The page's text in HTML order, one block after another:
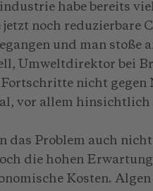
habe bereits
noch reduzierbare
und man stoße
Umweltdirektor bei
nicht gegen
vor allem
das Problem auch nicht
die hohen
Kosten.